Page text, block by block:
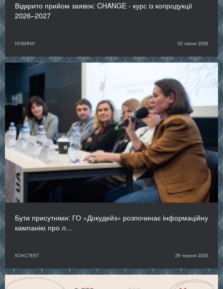
Відкрито прийом заявок: CHANGE - курс із копродукції
2026–2027
НОВИНИ 02 липня 2026
Бути присутніми: ГО «Докудейз» розпочинає інформаційну
кампанію про л…
КОНСПЕКТ 29 червня 2026